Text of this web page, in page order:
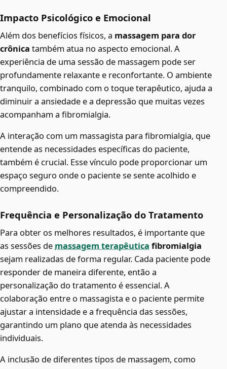
Impacto Psicológico e Emocional
Além dos benefícios físicos, a massagem para dor
crônica também atua no aspecto emocional. A
experiência de uma sessão de massagem pode ser
profundamente relaxante e reconfortante. O ambiente
tranquilo, combinado com o toque terapêutico, ajuda a
diminuir a ansiedade e a depressão que muitas vezes
acompanham a fibromialgia.
A interação com um massagista para fibromialgia, que
entende as necessidades específicas do paciente,
também é crucial. Esse vínculo pode proporcionar um
espaço seguro onde o paciente se sente acolhido e
compreendido.
Frequência e Personalização do Tratamento
Para obter os melhores resultados, é importante que
as sessões de massagem terapêutica fibromialgia
sejam realizadas de forma regular. Cada paciente pode
responder de maneira diferente, então a
personalização do tratamento é essencial. A
colaboração entre o massagista e o paciente permite
ajustar a intensidade e a frequência das sessões,
garantindo um plano que atenda às necessidades
individuais.
A inclusão de diferentes tipos de massagem, como